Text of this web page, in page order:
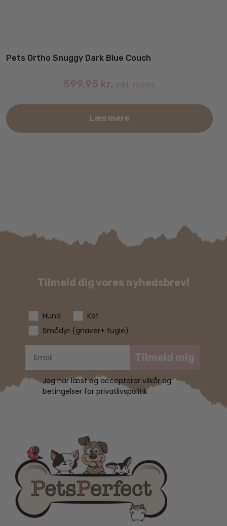
Pets Ortho Snuggy Dark Blue Couch
599.95 kr. inkl. moms
Læs mere
Tilmeld dig vores nyhedsbrev!
Hund
Kat
Smådyr (gnaver+ fugle)
Tilmeld mig
Jeg har læst og accepterer vilkår og
betingelser for privatlivspolitik